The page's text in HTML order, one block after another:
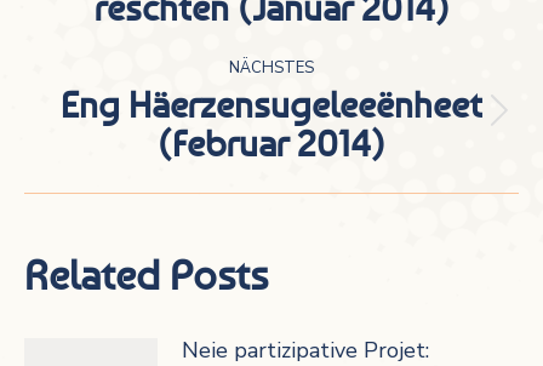
Beitrag:
NÄCHSTES
Nächster
Beitrag:
Eng Häerzensugeleeënheet
(Februar 2014)
Related Posts
Neie partizipative Projet: